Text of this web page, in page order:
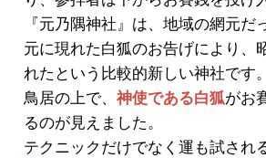
『元乃隅神社』は、地域の網元だ
元に現れた白狐のお告げにより、
れたという比較的新しい神社です。
鳥居の上で、 神使である白狐がお
るのが見えました。
テクニックだけでなく運も試され